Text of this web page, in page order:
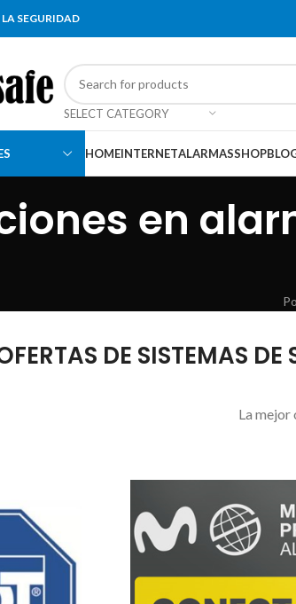
SEGURIDAD
SELECT CATEGORY
HOMEINTERNETALARMASSHOP
en
DE SISTEMAS
La mejor